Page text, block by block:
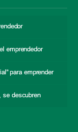
emprendedor
para emprender
se descubren